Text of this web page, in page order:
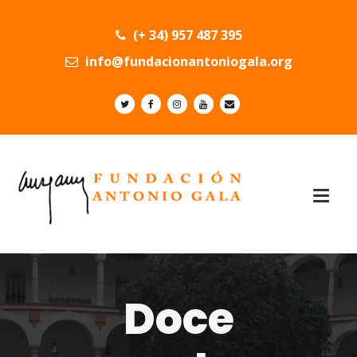
(+ 34) 957 487 395
info@fundacionantoniogala.org
Doce